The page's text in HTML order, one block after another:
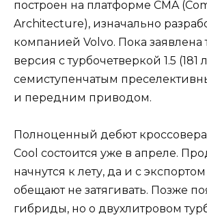
построен на платформе CMA
Architecture), изначально
компанией Volvo. Пока заявлена
версия с турбочетверкой 1.5 (181
семиступенчатым
и передним приводом.
Полноценный дебют
Cool состоится уже в апреле.
начнутся к лету, да и с
обещают не затягивать. Позже
гибриды, но о двухлитровом